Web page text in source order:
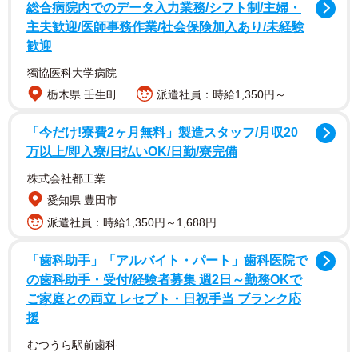
2/5
竹中家の紅一点
総合病院内でのデータ入力業務/シフト制/主婦・
主夫歓迎/医師事務作業/社会保険加入あり/未経験
歓迎
獨協医科大学病院
栃木県 壬生町
派遣社員：時給1,350円～
「今だけ!寮費2ヶ月無料」製造スタッフ/月収20
万以上/即入寮/日払いOK/日勤/寮完備
株式会社都工業
愛知県 豊田市
派遣社員：時給1,350円～1,688円
「歯科助手」「アルバイト・パート」歯科医院で
の歯科助手・受付/経験者募集 週2日～勤務OKで
ご家庭との両立 レセプト・日祝手当 ブランク応
援
むつうら駅前歯科